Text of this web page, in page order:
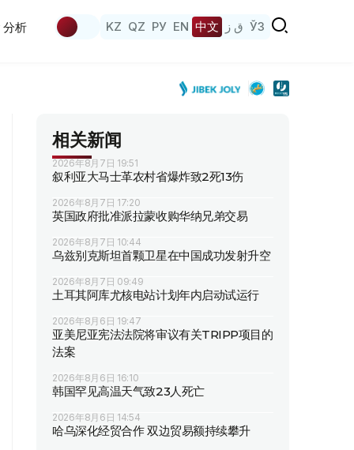
分析 KZ QZ РУ EN 中文 ق ز ЎЗ
相关新闻
2026年8月7日 19:51
叙利亚大马士革农村省爆炸致2死13伤
2026年8月7日 17:20
英国政府批准派拉蒙收购华纳兄弟交易
2026年8月7日 10:44
乌兹别克斯坦首颗卫星在中国成功发射升空
2026年8月7日 09:49
土耳其阿库尤核电站计划年内启动试运行
2026年8月6日 19:47
亚美尼亚宪法法院将审议有关TRIPP项目的
法案
2026年8月6日 16:10
韩国罕见高温天气致23人死亡
2026年8月6日 14:54
哈乌深化经贸合作 双边贸易额持续攀升